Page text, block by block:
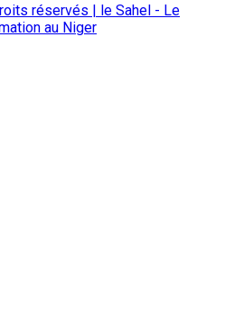
réservés | le Sahel - Le
au Niger